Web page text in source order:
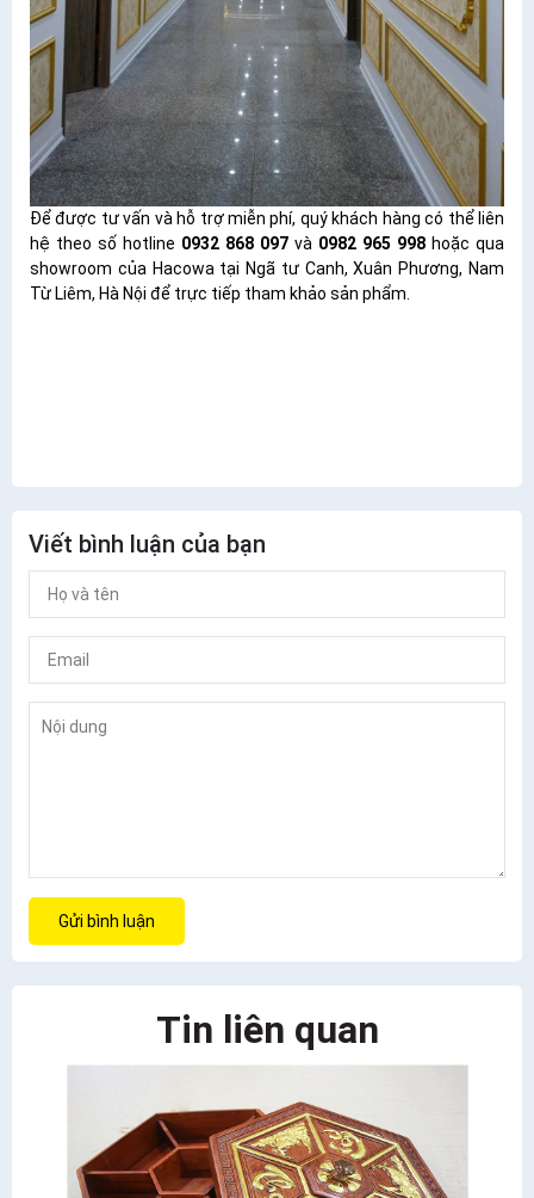
Để được tư vấn và hỗ trợ miễn phí, quý khách hàng có thể liên
hệ theo số hotline 0932 868 097 và 0982 965 998 hoặc qua
showroom của Hacowa tại Ngã tư Canh, Xuân Phương, Nam
Từ Liêm, Hà Nội để trực tiếp tham khảo sản phẩm.
Viết bình luận của bạn
Gửi bình luận
Tin liên quan